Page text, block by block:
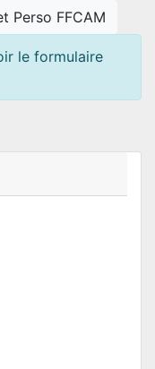
Perso FFCAM
le formulaire